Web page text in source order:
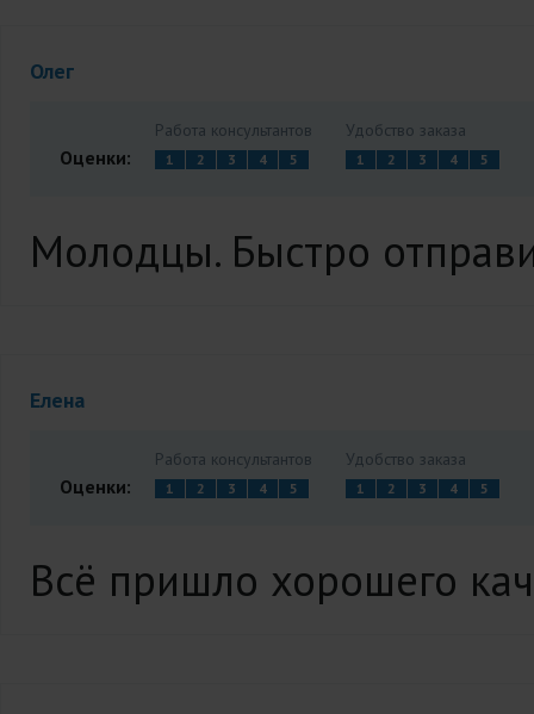
Олег
Оценки:
Работа консультантов
1 2 3 4 5
Удобство заказа
1 2 3 4 5
Молодцы. Быстро
Елена
Оценки:
Работа консультантов
1 2 3 4 5
Удобство заказа
1 2 3 4 5
Всё пришло хорошего